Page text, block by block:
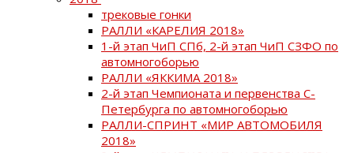
трековые гонки
РАЛЛИ «КАРЕЛИЯ 2018»
1-й этап ЧиП СПб, 2-й этап ЧиП СЗФО по
автомногоборью
РАЛЛИ «ЯККИМА 2018»
2-й этап Чемпионата и первенства С-
Петербурга по автомногоборью
РАЛЛИ-СПРИНТ «МИР АВТОМОБИЛЯ
2018»